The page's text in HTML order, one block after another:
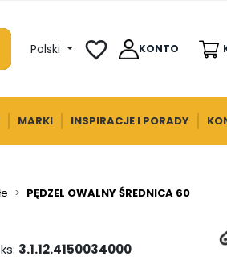
Polski favorite_border KONTO
MARKI INSPIRACJE I PORADY
PĘDZEL OWALNY ŚREDNICA 60 MM
3.1.12.4150034000